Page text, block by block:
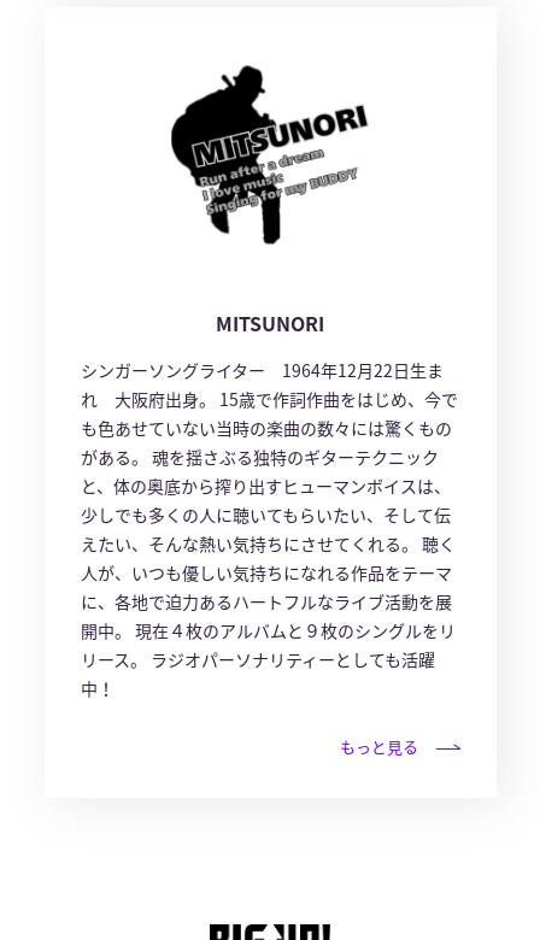
MITSUNORI
シンガーソングライター 1964年12月22日生ま
れ 大阪府出身。 15歳で作詞作曲をはじめ、今で
も色あせていない当時の楽曲の数々には驚くもの
がある。 魂を揺さぶる独特のギターテクニック
と、体の奥底から搾り出すヒューマンボイスは、
少しでも多くの人に聴いてもらいたい、そして伝
えたい、そんな熱い気持ちにさせてくれる。 聴く
人が、いつも優しい気持ちになれる作品をテーマ
に、各地で迫力あるハートフルなライブ活動を展
開中。 現在４枚のアルバムと９枚のシングルをリ
リース。 ラジオパーソナリティーとしても活躍
中！
もっと見る